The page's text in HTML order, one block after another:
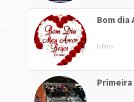
Bom dia
6 Nov